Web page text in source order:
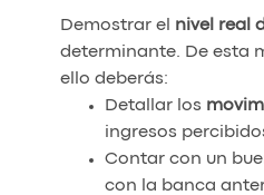
Demostrar el nivel real
determinante. De esta
ello deberás:
Detallar los
ingresos
Contar con un
con la banca